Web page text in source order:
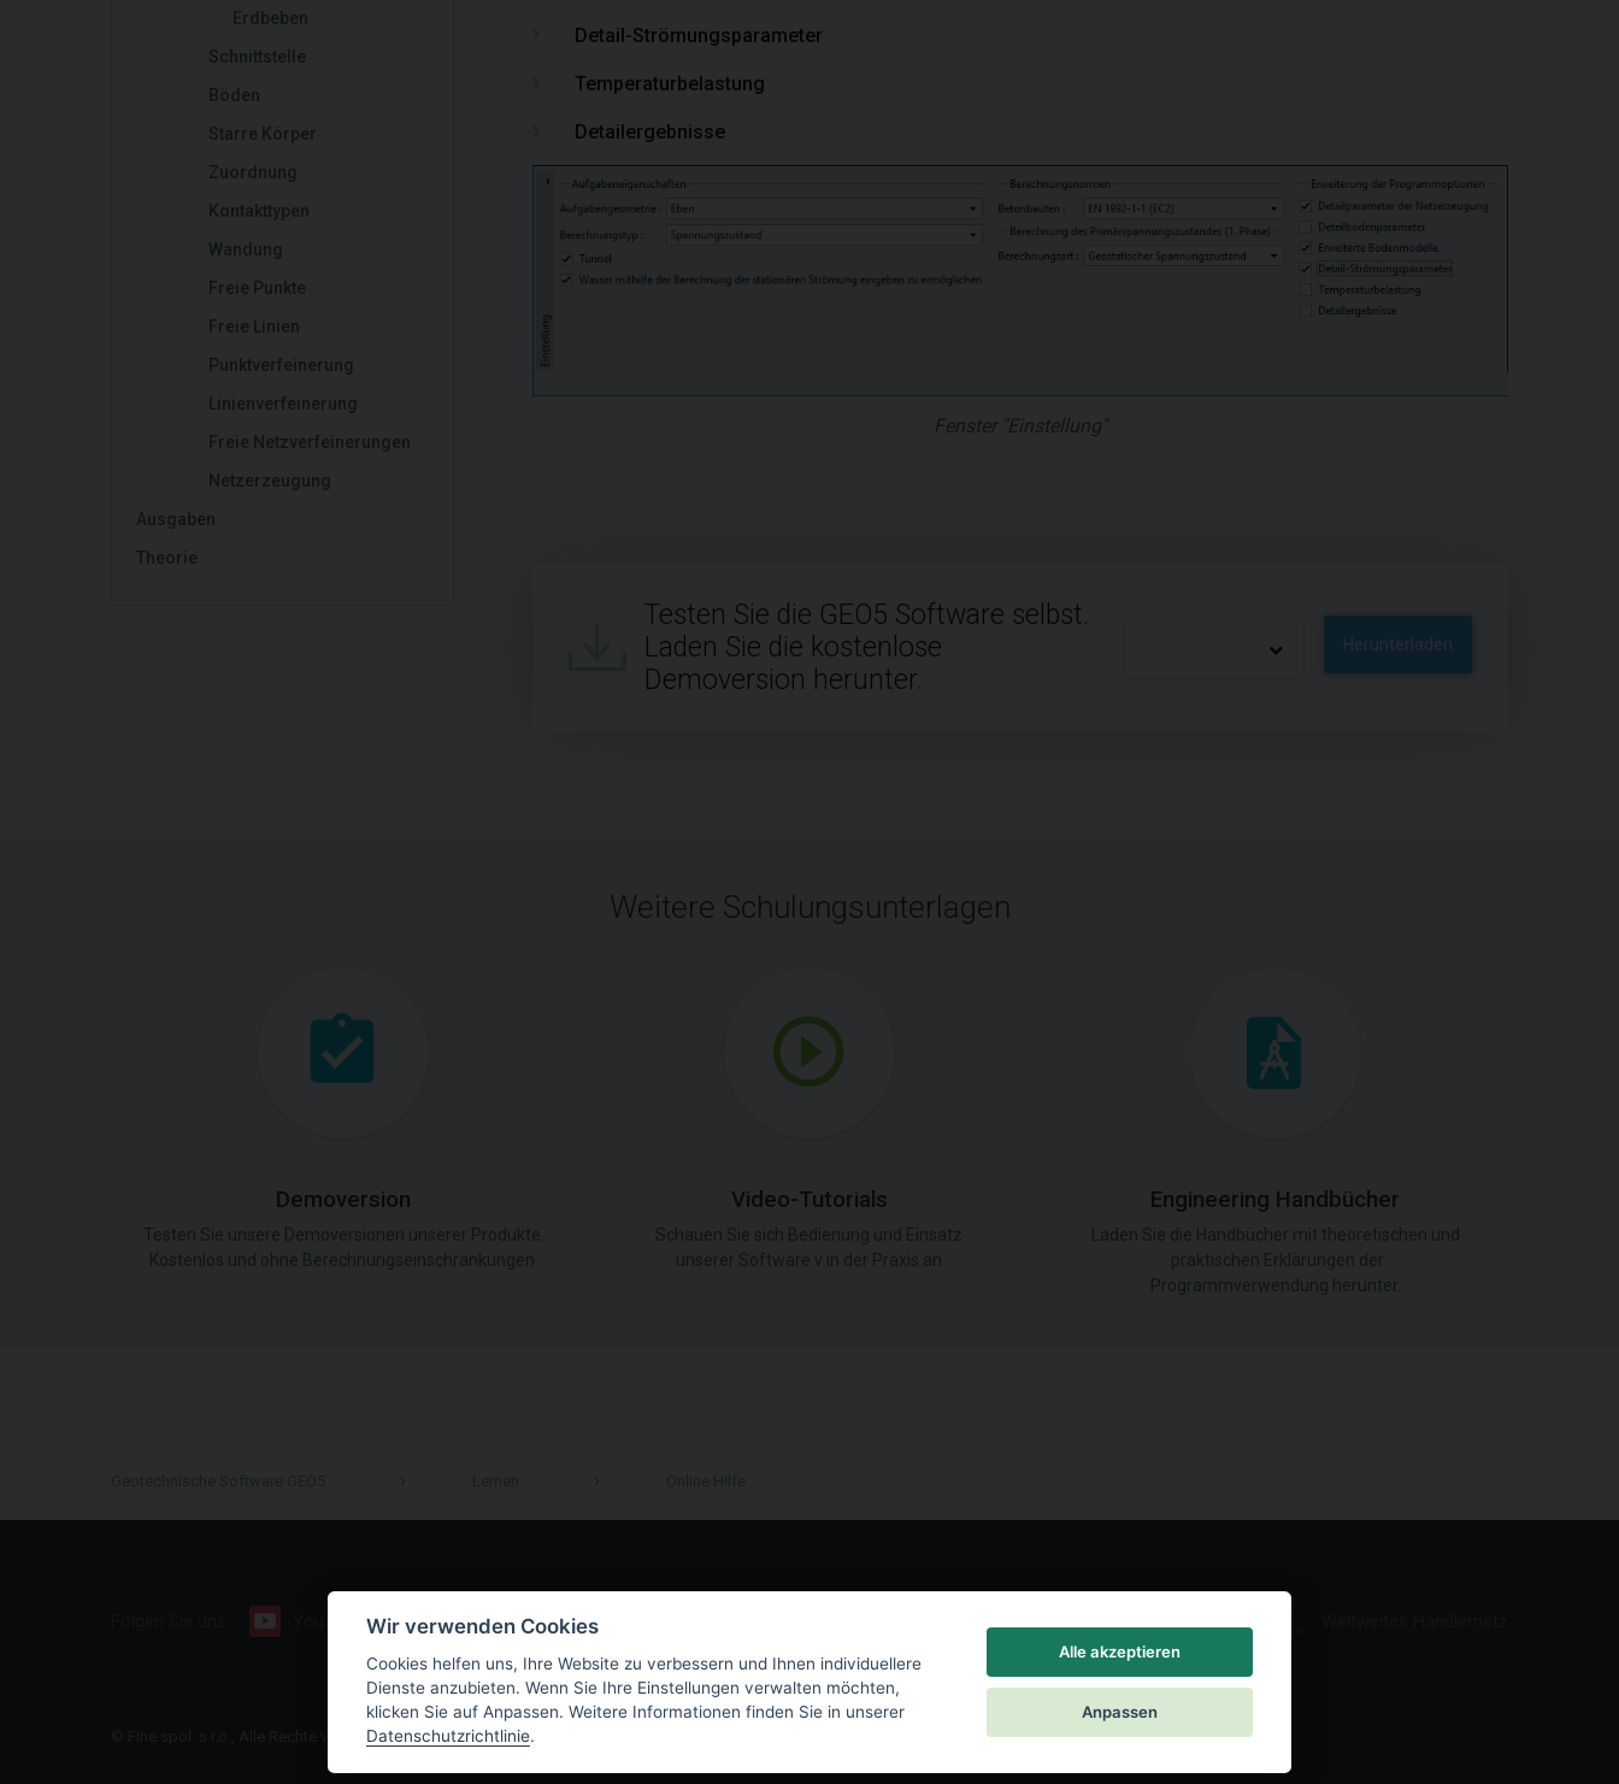
Erdbeben
Schnittstelle
Böden
Starre Körper
Zuordnung
Kontakttypen
Wandung
Freie Punkte
Freie Linien
Punktverfeinerung
Linienverfeinerung
Freie Netzverfeinerungen
Netzerzeugung
Ausgaben
Theorie
Detail-Strömungsparameter
Temperaturbelastung
Detailergebnisse
Fenster "Einstellung"
Testen Sie die GEO5 Software selbst.
Laden Sie die kostenlose
Demoversion herunter.
Herunterladen
Weitere Schulungsunterlagen
Demoversion Video-Tutorials Engineering Handbücher
Facebook
© Fine spol. s r.o., Alle Rechte vorbehalten |Sitemap|Datenschutzbestimmungen End User License Agreement|Kontakt
Wir verwenden Cookies
Cookies helfen uns, Ihre Website zu verbessern und Ihnen individuellere
Dienste anzubieten. Wenn Sie Ihre Einstellungen verwalten möchten,
klicken Sie auf Anpassen. Weitere Informationen finden Sie in unserer
Datenschutzrichtlinie.
Alle akzeptieren
Anpassen